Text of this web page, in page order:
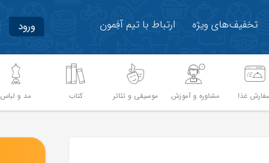
تخفیف‌های ویژه ارتباط با تیم آفِمون ورود
غذا مشاوره و آموزش موسیقی و تئاتر کتاب مد و لباس